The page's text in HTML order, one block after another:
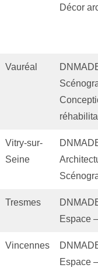
Décor
Vauréal
Vitry-sur-
Seine
Tresmes
Espace
Vincennes
Espace